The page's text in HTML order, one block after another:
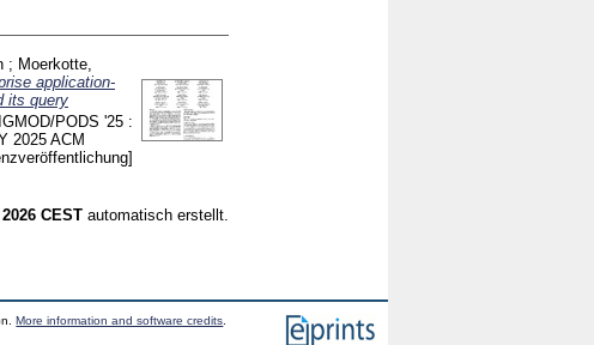
; Moerkotte,
application-
its query
PODS '25 :
2025 ACM
CEST automatisch erstellt.
More information and software credits